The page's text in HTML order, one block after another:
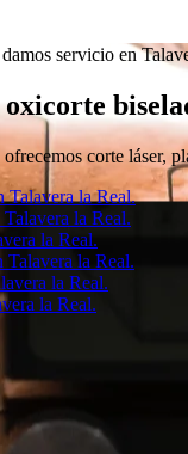
servicio en
ofrecemos corte láser,
Talavera la Real.
la Real.
la Real.
la Real.
la Real.
la Real.